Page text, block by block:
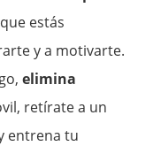
estás
y a motivarte.
elimina
retírate a un
entrena tu